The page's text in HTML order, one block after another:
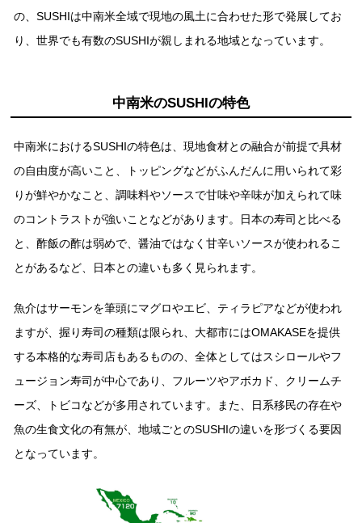
の、SUSHIは中南⽶全域で現地の⾵⼟に合わせた形で発展してお
り、世界でも有数のSUSHIが親しまれる地域となっています。
中南⽶のSUSHIの特⾊
中南⽶におけるSUSHIの特⾊は、現地⾷材との融合が前提で具材
の⾃由度が⾼いこと、トッピングなどがふんだんに⽤いられて彩
りが鮮やかなこと、調味料やソースで⽢味や⾟味が加えられて味
のコントラストが強いことなどがあります。⽇本の寿司と⽐べる
と、酢飯の酢は弱めで、醤油ではなく⽢⾟いソースが使われるこ
とがあるなど、⽇本との違いも多く⾒られます。
⿂介はサーモンを筆頭にマグロやエビ、ティラピアなどが使われ
ますが、握り寿司の種類は限られ、⼤都市にはOMAKASEを提供
する本格的な寿司店もあるものの、全体としてはスシロールやフ
ュージョン寿司が中⼼であり、フルーツやアボカド、クリームチ
ーズ、トビコなどが多⽤されています。また、⽇系移⺠の存在や
⿂の⽣⾷⽂化の有無が、地域ごとのSUSHIの違いを形づくる要因
となっています。